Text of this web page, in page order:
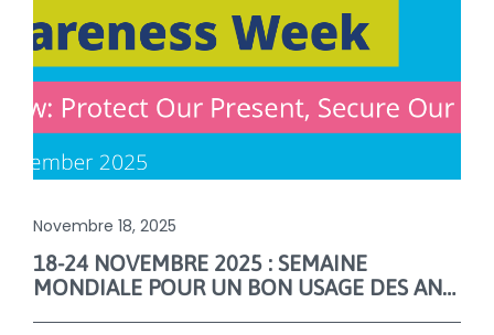
Novembre 18, 2025
18-24 NOVEMBRE 2025 : SEMAINE
MONDIALE POUR UN BON USAGE DES ANTIBIOTIQUES